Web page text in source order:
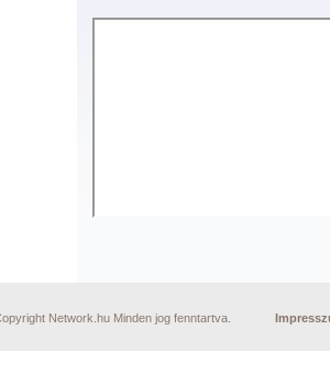
Network.hu Minden jog fenntartva.